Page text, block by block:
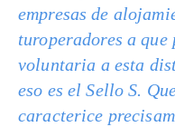
empresas de
turoperadores a que
voluntaria a esta
eso es el Sello S.
caracterice